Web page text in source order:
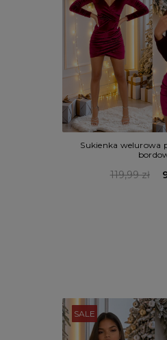
Sukienka welurowa
119,99 zł
SALE